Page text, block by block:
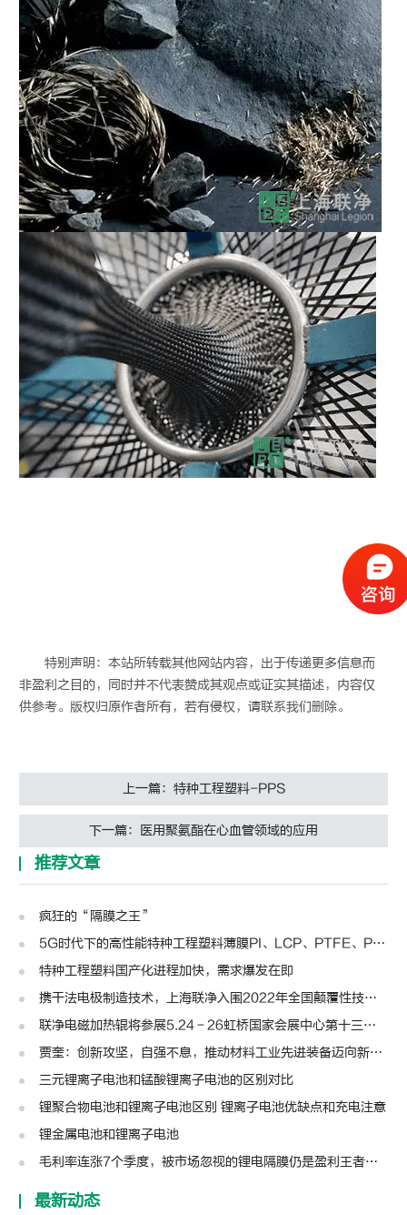
特别声明：本站所转载其他网站内容，出于传递更多信息而
非盈利之目的，同时并不代表赞成其观点或证实其描述，内容仅
供参考。版权归原作者所有，若有侵权，请联系我们删除。
上一篇：特种工程塑料-PPS
下一篇：医用聚氨酯在心血管领域的应用
推荐文章
疯狂的“隔膜之王”
5G时代下的高性能特种工程塑料薄膜PI、LCP、PTFE、PPS、PEEK、PEN
特种工程塑料国产化进程加快，需求爆发在即
携干法电极制造技术，上海联净入围2022年全国颠覆性技术创新大赛
联净电磁加热辊将参展5.24－26虹桥国家会展中心第十三届模切展
贾奎：创新攻坚，自强不息，推动材料工业先进装备迈向新高度 | 高转先锋人物
三元锂离子电池和锰酸锂离子电池的区别对比
锂聚合物电池和锂离子电池区别 锂离子电池优缺点和充电注意
锂金属电池和锂离子电池
毛利率连涨7个季度，被市场忽视的锂电隔膜仍是盈利王者？| 见智研究
最新动态